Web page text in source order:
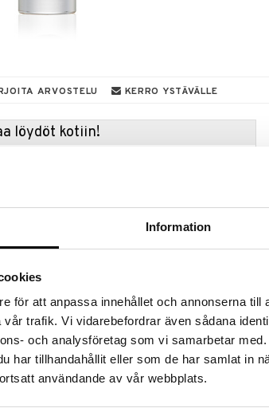
Information
för att anpassa innehållet och annonserna till
trafik. Vi vidarebefordrar även sådana
och analysföretag som vi samarbetar
har tillhandahållit eller som de har samlat in
användande av vår webbplats.
ARVOSTELU KERRO YSTÄVÄLLE
löydöt kotiin!
31.8.2026 asti mutta ole nopea -
voivat päästä loppumaan!
ale-löydöt »
kun aurinko laskee yksityisen saari-paratiisin